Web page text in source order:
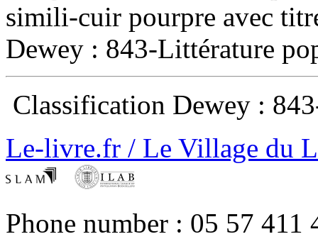
simili-cuir pourpre avec
Dewey : 843-Littérature
Classification Dewey :
Le-livre.fr / Le Village du
Phone number : 05 57 411